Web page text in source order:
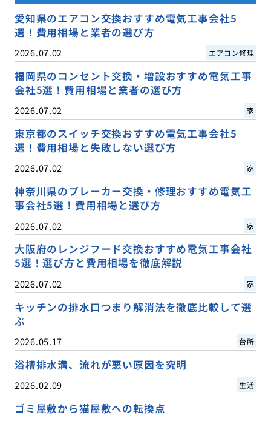
愛知県のエアコン交換おすすめ電気工事会社5
選！費用相場と業者の選び方
2026.07.02 エアコン修理
福岡県のコンセント交換・増設おすすめ電気工事
会社5選！費用相場と業者の選び方
2026.07.02 家
東京都のスイッチ交換おすすめ電気工事会社5
選！費用相場と失敗しない選び方
2026.07.02 家
神奈川県のブレーカー交換・修理おすすめ電気工
事会社5選！費用相場と選び方
2026.07.02 家
大阪府のレンジフード交換おすすめ電気工事会社
5選！選び方と費用相場を徹底解説
2026.07.02 家
キッチンの排水口つまり解消法を徹底比較して選
ぶ
2026.05.17 台所
浴槽排水溝、流れが悪い原因を究明
2026.02.09 生活
ゴミ屋敷から猫屋敷への転換点